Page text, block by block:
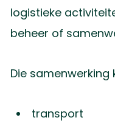
logistieke
beheer of
Die
transport